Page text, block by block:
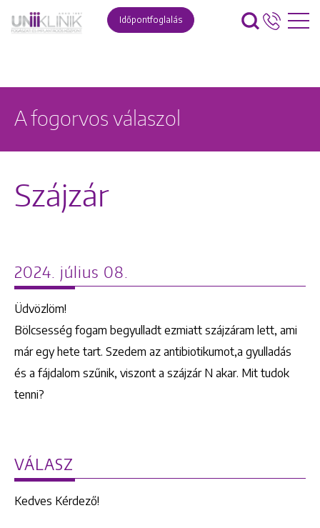
Időpontfoglalás
A fogorvos válaszol
Szájzár
2024. július 08.
Üdvözlöm!
Bölcsesség fogam begyulladt ezmiatt szájzáram lett, ami
már egy hete tart. Szedem az antibiotikumot,a gyulladás
és a fájdalom szűnik, viszont a szájzár N akar. Mit tudok
tenni?
VÁLASZ
Kedves Kérdező!